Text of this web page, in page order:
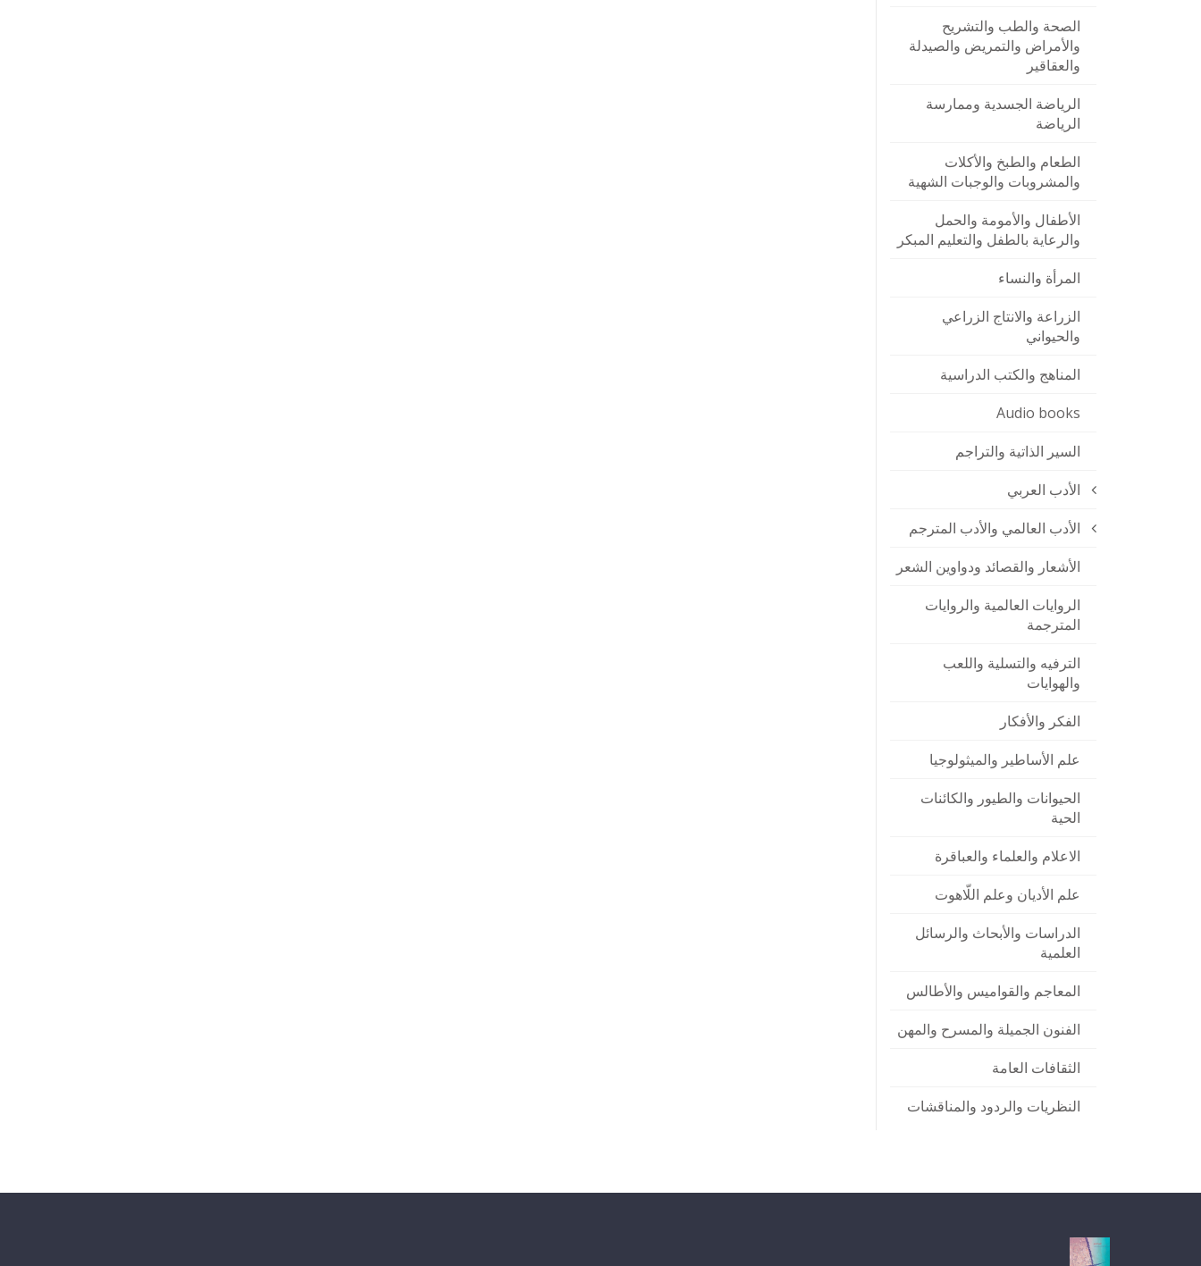
الصحة والطب والتشريح
والأمراض والتمريض والصيدلة
والعقاقير
الرياضة الجسدية وممارسة
الرياضة
الطعام والطبخ والأكلات
والمشروبات والوجبات الشهية
الأطفال والأمومة والحمل
والرعاية بالطفل والتعليم المبكر
المرأة والنساء
الزراعة والانتاج الزراعي
والحيواني
المناهج والكتب الدراسية
Audio books
السير الذاتية والتراجم
الأدب العربي
الأدب العالمي والأدب المترجم
الأشعار والقصائد ودواوين الشعر
الروايات العالمية والروايات
المترجمة
الترفيه والتسلية واللعب
والهوايات
الفكر والأفكار
علم الأساطير والميثولوجيا
الحيوانات والطيور والكائنات
الحية
الاعلام والعلماء والعباقرة
علم الأديان وعلم اللّاهوت
الدراسات والأبحاث والرسائل
العلمية
المعاجم والقواميس والأطالس
الفنون الجميلة والمسرح والمهن
الثقافات العامة
النظريات والردود والمناقشات